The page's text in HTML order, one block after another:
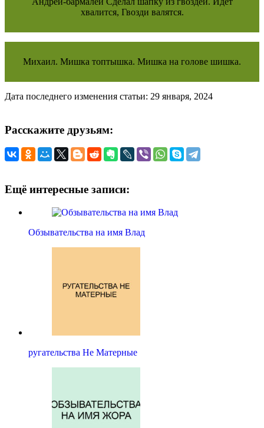
хвалится, Гвозди валятся.
Михаил. Мишка топтышка. Мишка на голове шишка.
Дата последнего изменения статьи: 29 января, 2024
Расскажите друзьям:
Ещё интересные записи:
Обзывательства на имя Влад
ругательства Не Матерные